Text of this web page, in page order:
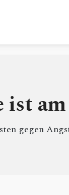
gegen